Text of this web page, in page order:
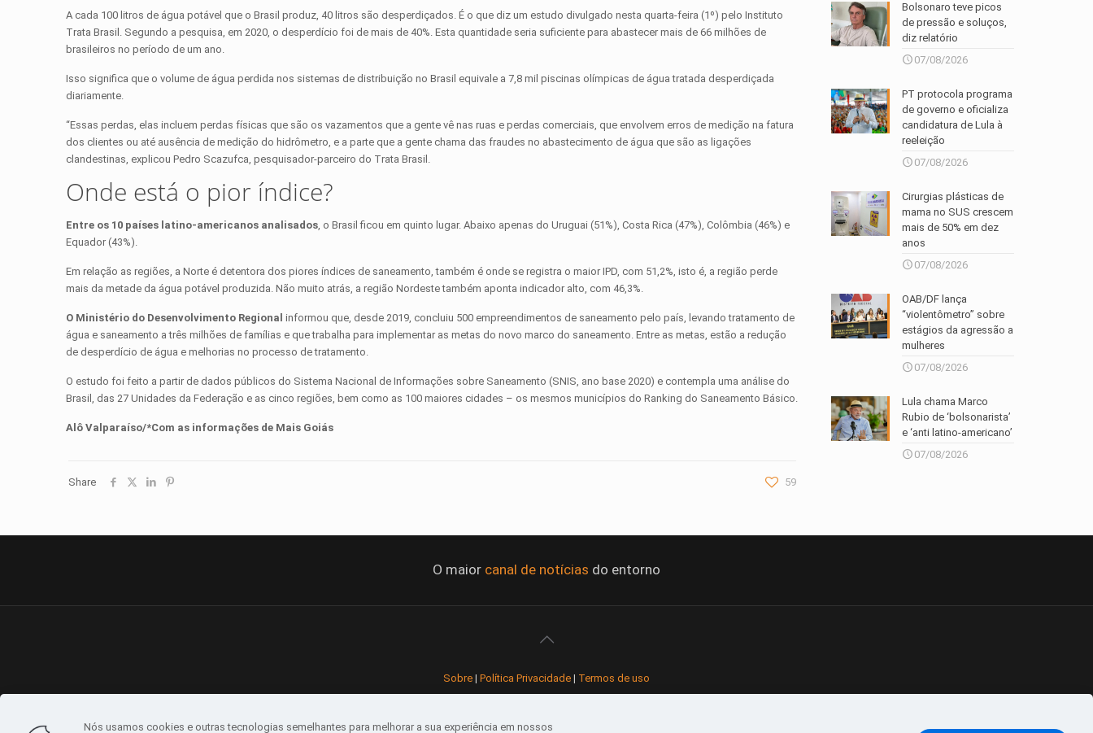
A cada 100 litros de água potável que o Brasil produz, 40 litros são desperdiçados. É o que diz um estudo divulgado nesta quarta-feira (1º) pelo Instituto
Trata Brasil. Segundo a pesquisa, em 2020, o desperdício foi de mais de 40%. Esta quantidade seria suficiente para abastecer mais de 66 milhões de
brasileiros no período de um ano.
Isso significa que o volume de água perdida nos sistemas de distribuição no Brasil equivale a 7,8 mil piscinas olímpicas de água tratada desperdiçada
diariamente.
“Essas perdas, elas incluem perdas físicas que são os vazamentos que a gente vê nas ruas e perdas comerciais, que envolvem erros de medição na fatura
dos clientes ou até ausência de medição do hidrômetro, e a parte que a gente chama das fraudes no abastecimento de água que são as ligações
clandestinas, explicou Pedro Scazufca, pesquisador-parceiro do Trata Brasil.
Onde está o pior índice?
Entre os 10 países latino-americanos analisados , o Brasil ficou em quinto lugar. Abaixo apenas do Uruguai (51%), Costa Rica (47%), Colômbia (46%) e
Equador (43%).
Em relação as regiões, a Norte é detentora dos piores índices de saneamento, também é onde se registra o maior IPD, com 51,2%, isto é, a região perde
mais da metade da água potável produzida. Não muito atrás, a região Nordeste também aponta indicador alto, com 46,3%.
O Ministério do Desenvolvimento Regional informou que, desde 2019, concluiu 500 empreendimentos de saneamento pelo país, levando tratamento de
água e saneamento a três milhões de famílias e que trabalha para implementar as metas do novo marco do saneamento. Entre as metas, estão a redução
de desperdício de água e melhorias no processo de tratamento.
O estudo foi feito a partir de dados públicos do Sistema Nacional de Informações sobre Saneamento (SNIS, ano base 2020) e contempla uma análise do
Brasil, das 27 Unidades da Federação e as cinco regiões, bem como as 100 maiores cidades – os mesmos municípios do Ranking do Saneamento Básico.
Alô Valparaíso/*Com as informações de Mais Goiás
Share 59
Bolsonaro teve picos
de pressão e soluços,
diz relatório
07/08/2026
PT protocola programa
de governo e oficializa
candidatura de Lula à
reeleição
07/08/2026
Cirurgias plásticas de
mama no SUS crescem
mais de 50% em dez
anos
07/08/2026
OAB/DF lança
“violentômetro” sobre
estágios da agressão a
mulheres
07/08/2026
Lula chama Marco
Rubio de ‘bolsonarista’
e ‘anti latino-americano’
07/08/2026
O maior canal de notícias do entorno
Sobre | Política Privacidade | Termos de uso
Nós usamos cookies e outras tecnologias semelhantes para melhorar a sua experiência em nossos